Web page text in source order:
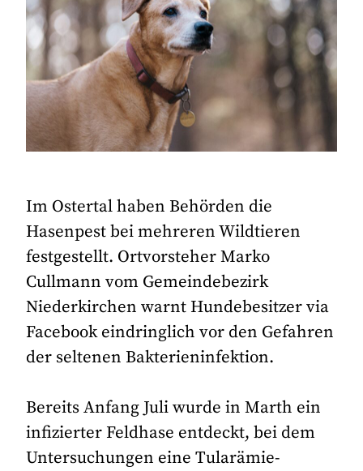
Im Ostertal haben Behörden die
Hasenpest bei mehreren Wildtieren
festgestellt. Ortvorsteher Marko
Cullmann vom Gemeindebezirk
Niederkirchen warnt Hundebesitzer via
Facebook eindringlich vor den Gefahren
der seltenen Bakterieninfektion.
Bereits Anfang Juli wurde in Marth ein
infizierter Feldhase entdeckt, bei dem
Untersuchungen eine Tularämie-